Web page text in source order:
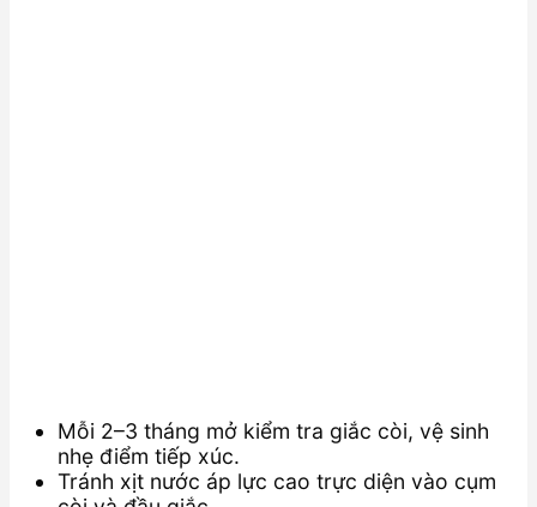
Mỗi 2–3 tháng mở kiểm tra giắc còi, vệ sinh
nhẹ điểm tiếp xúc.
Tránh xịt nước áp lực cao trực diện vào cụm